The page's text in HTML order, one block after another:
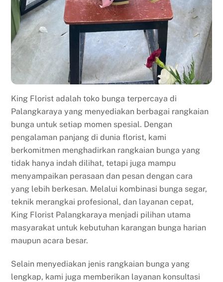
King Florist adalah toko bunga terpercaya di
Palangkaraya yang menyediakan berbagai rangkaian
bunga untuk setiap momen spesial. Dengan
pengalaman panjang di dunia florist, kami
berkomitmen menghadirkan rangkaian bunga yang
tidak hanya indah dilihat, tetapi juga mampu
menyampaikan perasaan dan pesan dengan cara
yang lebih berkesan. Melalui kombinasi bunga segar,
teknik merangkai profesional, dan layanan cepat,
King Florist Palangkaraya menjadi pilihan utama
masyarakat untuk kebutuhan karangan bunga harian
maupun acara besar.
Selain menyediakan jenis rangkaian bunga yang
lengkap, kami juga memberikan layanan konsultasi